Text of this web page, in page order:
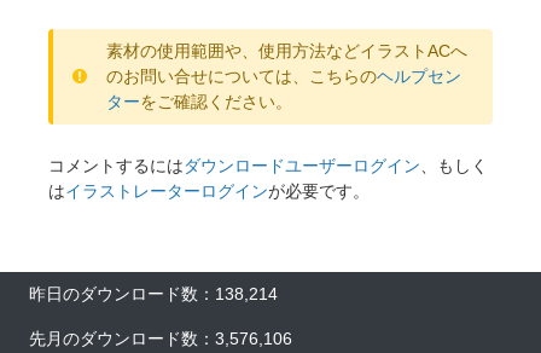
素材の使用範囲や、使用方法などイラストACへ
のお問い合せについては、こちらのヘルプセン
ターをご確認ください。
コメントするにはダウンロードユーザーログイン 、もしく
はイラストレーターログインが必要です。
昨日のダウンロード数：138,214
先月のダウンロード数：3,576,106